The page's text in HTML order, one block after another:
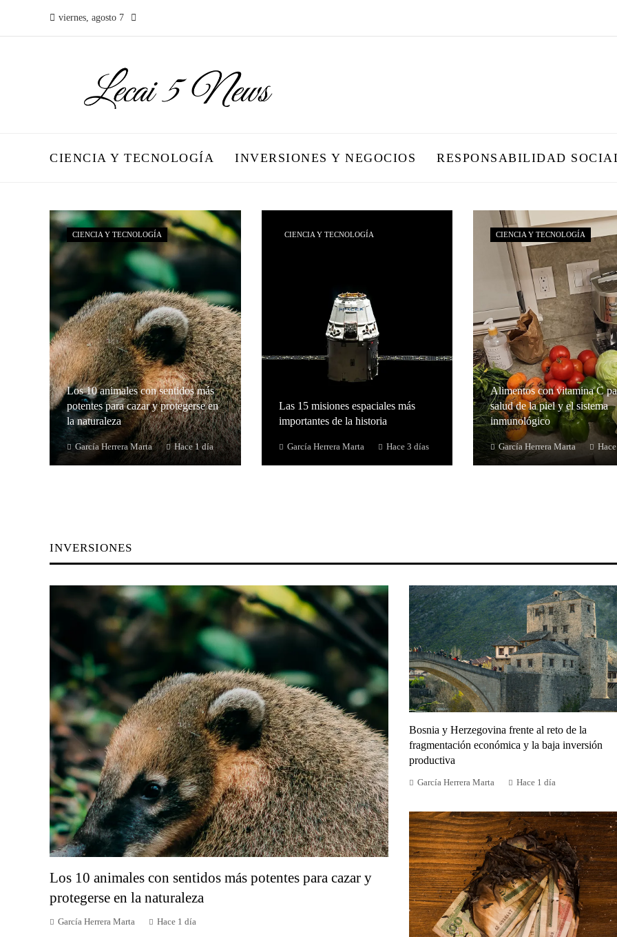
viernes, agosto 7
CIENCIA Y TECNOLOGÍA INVERSIONES Y NEGOCIOS RESPONSABILIDAD
CIENCIA Y TECNOLOGÍA
Los 10 animales con sentidos más
potentes para cazar y protegerse en
la naturaleza
García Herrera Marta Hace 1 día
CIENCIA Y TECNOLOGÍA
Las 15 misiones espaciales más
importantes de la historia
García Herrera Marta Hace 3 días
CIENCIA Y TECNOLOGÍA
Alimentos con vitamina C
salud de la piel y el sistema
inmunológico
García Herrera Marta
INVERSIONES
Los 10 animales con sentidos más potentes para cazar y
protegerse en la naturaleza
García Herrera Marta Hace 1 día
Bosnia y Herzegovina frente al reto de la
fragmentación económica y la baja inversión
productiva
García Herrera Marta Hace 1 día